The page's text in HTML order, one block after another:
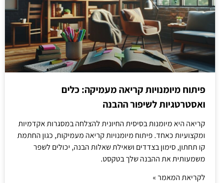
פיתוח מיומנויות קריאה מעמיקה: כלים
ואסטרטגיות לשיפור ההבנה
קריאה היא מיומנות בסיסית החיונית להצלחה במסגרות אקדמיות
ומקצועיות כאחד. פיתוח מיומנויות קריאה מעמיקות, כגון החתמת
קו תחתון, סימון בצדדים ושאילת שאלות הבנה, יכולים לשפר
משמעותית את ההבנה שלך בטקסט.
לקריאת המאמר »